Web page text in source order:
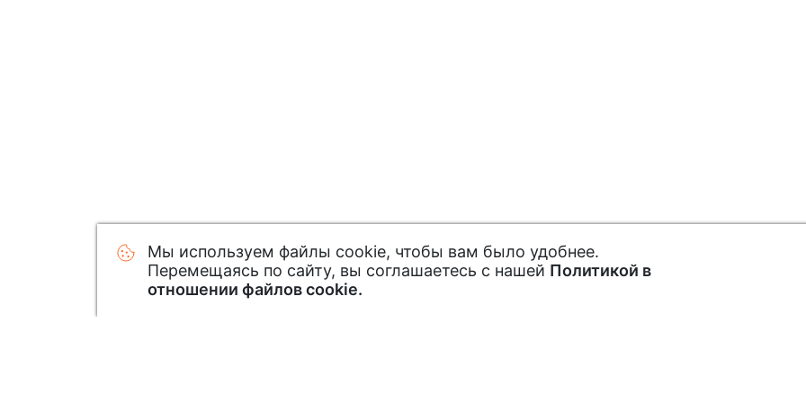
Мы используем файлы cookie, чтобы вам было удобнее.
Перемещаясь по сайту, вы соглашаетесь с нашей Политикой в
отношении файлов cookie.